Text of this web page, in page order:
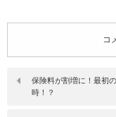
コ
保険料が割増に！最初
時！？